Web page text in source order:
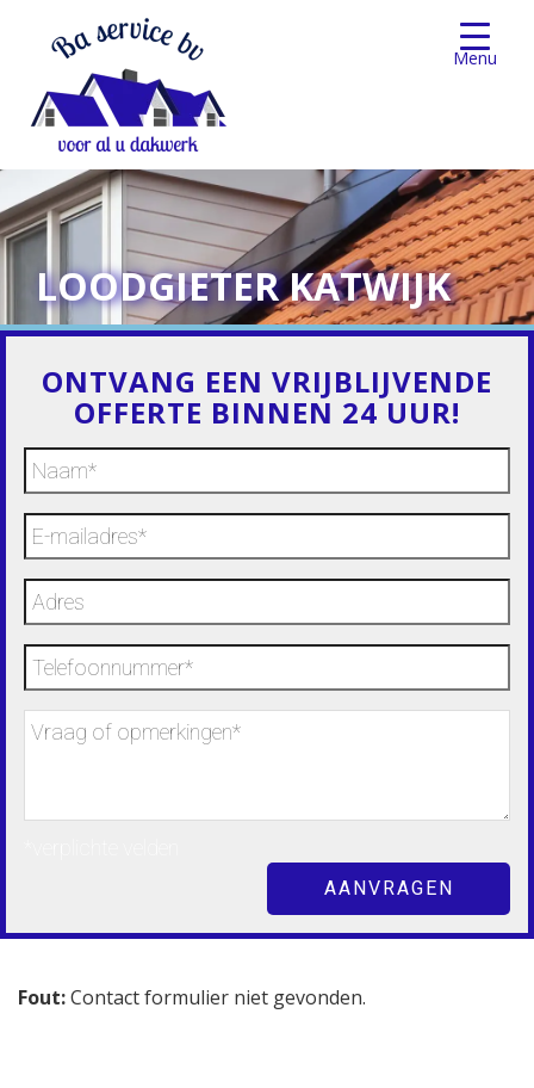
LOODGIETER KATWIJK
ONTVANG EEN VRIJBLIJVENDE
OFFERTE BINNEN 24 UUR!
Fout:Contact formulier niet gevonden.
Menu